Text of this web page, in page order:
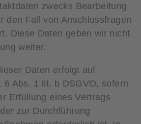
zwecks Bearbeitung
den Fall von Anschlussfragen
Diese Daten geben wir nicht
weiter.
Daten erfolgt auf
6 Abs. 1 lit. b DSGVO, sofern
Erfüllung eines Vertrags
zur Durchführung